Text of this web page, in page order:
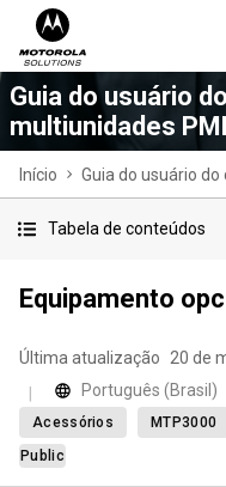
Guia do usuário
multiunidades
Início Guia do usuário
Tabela de conteúdos
Equipamento
Última atualização 20 de
Português (Brasil)
Acessórios MTP3000
Public